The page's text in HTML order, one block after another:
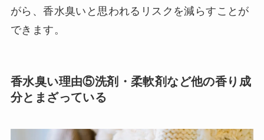
がら、香水臭いと思われるリスクを減らすことが
できます。
香水臭い理由⑤洗剤・柔軟剤など他の香り成
分とまざっている